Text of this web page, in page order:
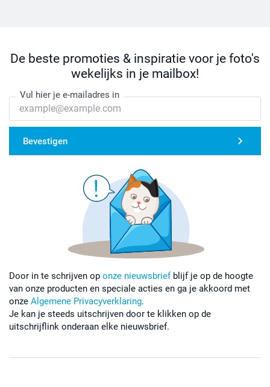
De beste promoties & inspiratie voor je foto's
wekelijks in je mailbox!
Vul hier je e-mailadres in
Bevestigen
Door in te schrijven op onze nieuwsbriefblijf je op de hoogte
van onze producten en speciale acties en ga je akkoord met
onze Algemene Privacyverklaring.
Je kan je steeds uitschrijven door te klikken op de
uitschrijflink onderaan elke nieuwsbrief.